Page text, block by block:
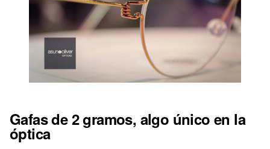
Gafas de 2 gramos, algo único en la
óptica